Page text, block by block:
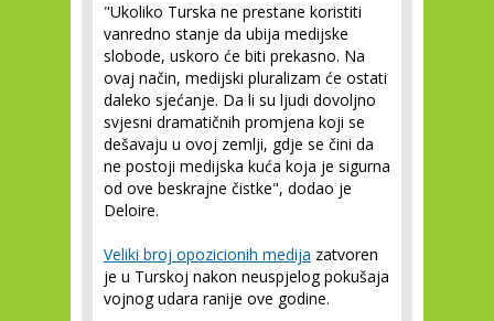
"Ukoliko Turska ne prestane koristiti
vanredno stanje da ubija medijske
slobode, uskoro će biti prekasno. Na
ovaj način, medijski pluralizam će ostati
daleko sjećanje. Da li su ljudi dovoljno
svjesni dramatičnih promjena koji se
dešavaju u ovoj zemlji, gdje se čini da
ne postoji medijska kuća koja je sigurna
od ove beskrajne čistke", dodao je
Deloire.
Veliki broj opozicionih medija zatvoren
je u Turskoj nakon neuspjelog pokušaja
vojnog udara ranije ove godine.